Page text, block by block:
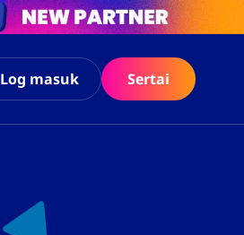
Log masuk Sertai